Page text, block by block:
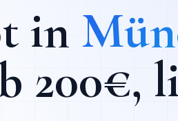
in
200€,